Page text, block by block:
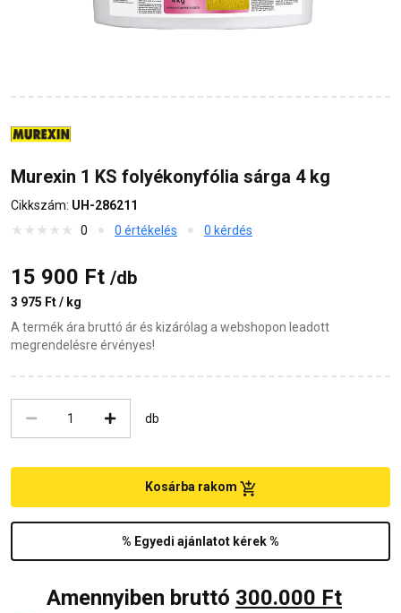
Murexin 1 KS folyékonyfólia sárga 4 kg
Cikkszám: UH-286211
0
0 értékelés 0 kérdés
15 900 Ft /db
3 975 Ft / kg
A termék ára bruttó ár és kizárólag a webshopon leadott
megrendelésre érvényes!
db
% Egyedi ajánlatot kérek %
Kosárba rakom
Amennyiben bruttó 300.000 Ft